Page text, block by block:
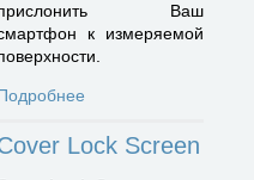
Ваш
к измеряемой
Lock Screen